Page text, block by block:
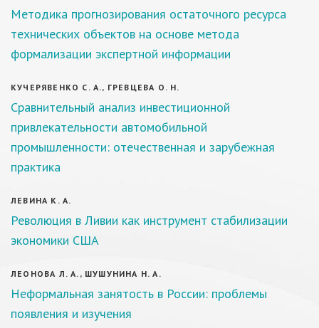
Методика прогнозирования остаточного ресурса
технических объектов на основе метода
формализации экспертной информации
КУЧЕРЯВЕНКО С. А., ГРЕВЦЕВА О. Н.
Сравнительный анализ инвестиционной
привлекательности автомобильной
промышленности: отечественная и зарубежная
практика
ЛЕВИНА К. А.
Революция в Ливии как инструмент стабилизации
экономики США
ЛЕОНОВА Л. А., ШУШУНИНА Н. А.
Неформальная занятость в России: проблемы
появления и изучения